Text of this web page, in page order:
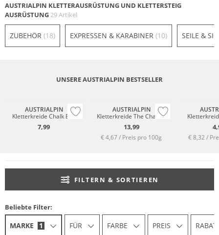
AUSTRIALPIN KLETTERAUSRÜSTUNG UND KLETTERSTEIG
AUSRÜSTUNG29 Artikel
ZUBEHÖR (18) EXPRESSEN & KARABINER (10) SEILE &
UNSERE AUSTRIALPIN BESTSELLER
AUSTRIALPIN
Kletterkreide Chalk Ball
7,99
AUSTRIALPIN
Kletterkreide The Chalker
13,99
€ 4,67 / Preis pro 100g € 8,32 /
FILTERN & SORTIEREN
Beliebte Filter:
MARKE 1 FÜR FARBE PREIS